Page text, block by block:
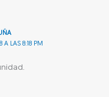
A LAS 8:18 PM